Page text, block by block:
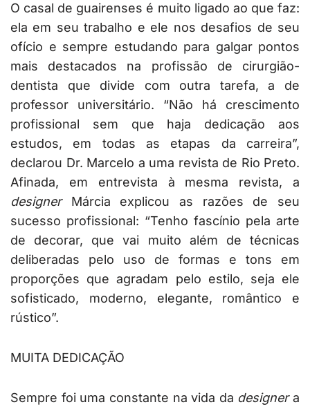
O casal de guairenses é muito ligado ao que faz:
ela em seu trabalho e ele nos desafios de seu
ofício e sempre estudando para galgar pontos
mais destacados na profissão de cirurgião-
dentista que divide com outra tarefa, a de
professor universitário. “Não há crescimento
profissional sem que haja dedicação aos
estudos, em todas as etapas da carreira”,
declarou Dr. Marcelo a uma revista de Rio Preto.
Afinada, em entrevista à mesma revista, a
designerMárcia explicou as razões de seu
sucesso profissional: “Tenho fascínio pela arte
de decorar, que vai muito além de técnicas
deliberadas pelo uso de formas e tons em
proporções que agradam pelo estilo, seja ele
sofisticado, moderno, elegante, romântico e
rústico”.
MUITA DEDICAÇÃO
Sempre foi uma constante na vida da designera